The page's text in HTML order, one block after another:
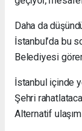
Daha da
İstanbul’da bu
Belediyesi
İstanbul içinde
Şehri
Alternatif